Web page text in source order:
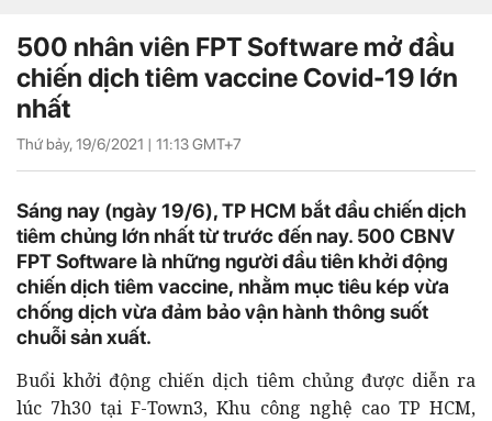
500 nhân viên FPT Software mở đầu
chiến dịch tiêm vaccine Covid-19 lớn
nhất
Thứ bảy, 19/6/2021 | 11:13GMT+7
Sáng nay (ngày 19/6), TP HCM bắt đầu chiến dịch
tiêm chủng lớn nhất từ trước đến nay. 500 CBNV
FPT Software là những người đầu tiên khởi động
chiến dịch tiêm vaccine, nhằm mục tiêu kép vừa
chống dịch vừa đảm bảo vận hành thông suốt
chuỗi sản xuất.
Buổi khởi động chiến dịch tiêm chủng được diễn ra
lúc 7h30 tại F-Town3, Khu công nghệ cao TP HCM,